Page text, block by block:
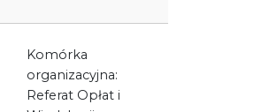
Komórka
organizacyjna:
Referat Opłat i